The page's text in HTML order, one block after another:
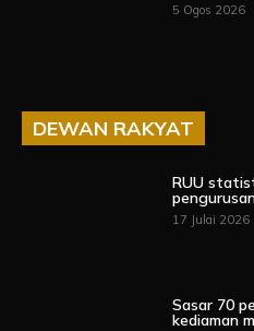
5 Ogos 2026
DEWAN RAKYAT
RUU
17 Julai 2026
Sasar 70
kediaman